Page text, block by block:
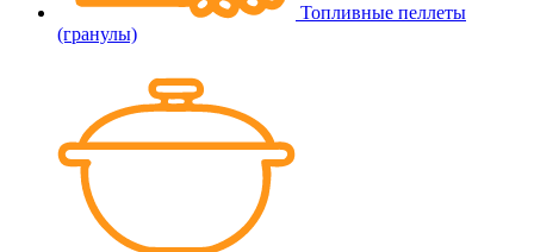
Топливные пеллеты
(гранулы)